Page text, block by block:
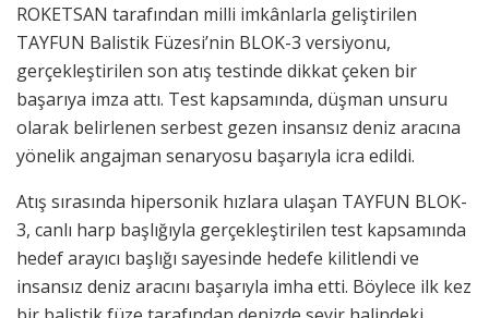
ROKETSAN tarafından milli imkânlarla geliştirilen
TAYFUN Balistik Füzesi’nin BLOK-3 versiyonu,
gerçekleştirilen son atış testinde dikkat çeken bir
başarıya imza attı. Test kapsamında, düşman unsuru
olarak belirlenen serbest gezen insansız deniz aracına
yönelik angajman senaryosu başarıyla icra edildi.
Atış sırasında hipersonik hızlara ulaşan TAYFUN BLOK-
3, canlı harp başlığıyla gerçekleştirilen test kapsamında
hedef arayıcı başlığı sayesinde hedefe kilitlendi ve
insansız deniz aracını başarıyla imha etti. Böylece ilk kez